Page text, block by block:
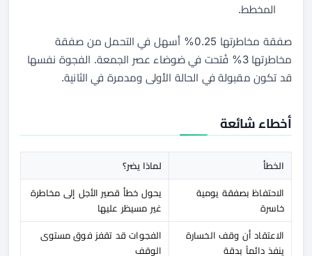
المخطط.
صفقة مخاطرتها 0.25% أسهل في التحمل من صفقة
مخاطرتها 3% فُتحت في ضوضاء عصر الجمعة. الفجوة نفسها
قد تكون مقبولة في الحالة الأولى ومدمرة في الثانية.
أخطاء شائعة
الخطأ لماذا يضر؟
الاحتفاظ بصفقة يومية
خاسرة
يحول خطأ قصير الأجل إلى مخاطرة
غير مسيطَر عليها
الاعتقاد أن وقف الخسارة
ينفذ دائماً بدقة
الفجوات قد تقفز فوق مستوى
الوقف